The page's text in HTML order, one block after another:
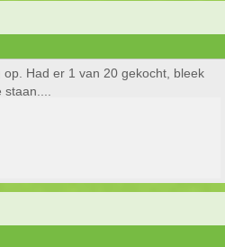
Had er 1 van 20 gekocht, bleek